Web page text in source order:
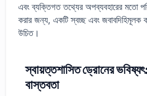
এবং ব্যক্তিগত তথ্যের অপব্যবহারের মতো
করার জন্য, একটি স্বচ্ছ এবং জবাবদিহিমূলক
উচিত।
স্বায়ত্তশাসিত ড্রোনের
বাস্তবতা